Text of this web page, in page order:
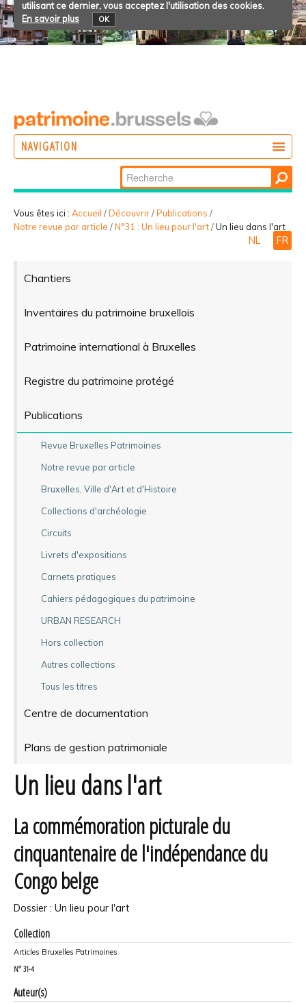
utilisant ce dernier, vous acceptez l'utilisation des cookies.
En savoir plus
OK
NAVIGATION
PARTICIPER
Chercher par
Recherche
avancée…
Vous êtes ici : Accueil /Découvrir/Publications /
Notre revue par article /N°31 : Un lieu pour l'art/Un lieu dans l'art
NL FR
Chantiers
Inventaires du patrimoine bruxellois
Patrimoine international à Bruxelles
Registre du patrimoine protégé
Publications
Revue Bruxelles Patrimoines
Notre revue par article
Bruxelles, Ville d'Art et d'Histoire
Collections d'archéologie
Circuits
Livrets d'expositions
Carnets pratiques
Cahiers pédagogiques du patrimoine
URBAN RESEARCH
Hors collection
Autres collections
Tous les titres
Centre de documentation
Plans de gestion patrimoniale
Un lieu dans l'art
La commémoration picturale du
cinquantenaire de l'indépendance du
Congo belge
Dossier : Un lieu pour l'art
Collection
Articles Bruxelles Patrimoines
N° 31-4
Auteur(s)